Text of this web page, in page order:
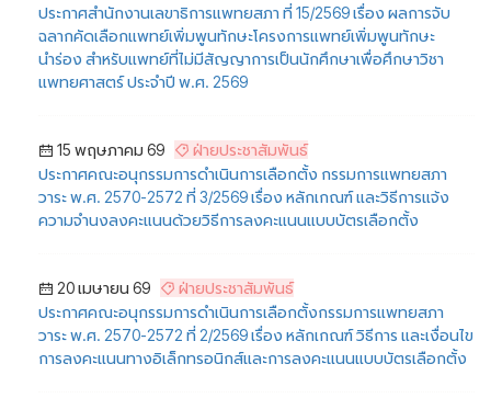
ประกาศสำนักงานเลขาธิการแพทยสภา ที่ 15/2569 เรื่อง ผลการจับ
ฉลากคัดเลือกแพทย์เพิ่มพูนทักษะโครงการแพทย์เพิ่มพูนทักษะ
นำร่อง สำหรับแพทย์ที่ไม่มีสัญญาการเป็นนักศึกษาเพื่อศึกษาวิชา
แพทยศาสตร์ ประจำปี พ.ศ. 2569
15 พฤษภาคม 69
ฝ่ายประชาสัมพันธ์
ประกาศคณะอนุกรรมการดำเนินการเลือกตั้ง กรรมการแพทยสภา
วาระ พ.ศ. 2570-2572 ที่ 3/2569 เรื่อง หลักเกณฑ์ และวิธีการแจ้ง
ความจำนงลงคะแนนด้วยวิธีการลงคะแนนแบบบัตรเลือกตั้ง
20 เมษายน 69
ฝ่ายประชาสัมพันธ์
ประกาศคณะอนุกรรมการดำเนินการเลือกตั้งกรรมการแพทยสภา
วาระ พ.ศ. 2570-2572 ที่ 2/2569 เรื่อง หลักเกณฑ์ วิธีการ และเงื่อนไข
การลงคะแนนทางอิเล็กทรอนิกส์และการลงคะแนนแบบบัตรเลือกตั้ง